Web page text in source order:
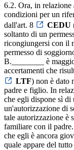
6.2. Ora, in
condizioni per un
dall'art. 8
CEDU
soltanto di un
ricongiungersi con il
permesso di
B.________ è
accertamenti che
LTF) non è dato
padre e figlio. In
che egli dispone sì
un'autorizzazione di
tale autorizzazione è
familiare con il
che egli è ancora
quale appare del